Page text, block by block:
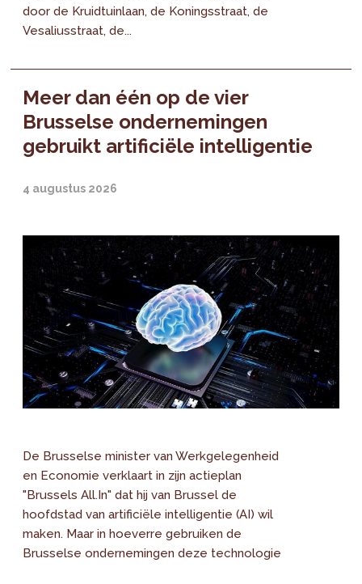
door de Kruidtuinlaan, de Koningsstraat, de
Vesaliusstraat, de...
Meer dan één op de vier
Brusselse ondernemingen
gebruikt artificiële intelligentie
4 augustus 2026
De Brusselse minister van Werkgelegenheid
en Economie verklaart in zijn actieplan
"Brussels All.In" dat hij van Brussel de
hoofdstad van artificiële intelligentie (AI) wil
maken. Maar in hoeverre gebruiken de
Brusselse ondernemingen deze technologie